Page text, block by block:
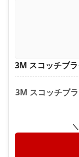
3M スコッチブ
3M スコッチブ